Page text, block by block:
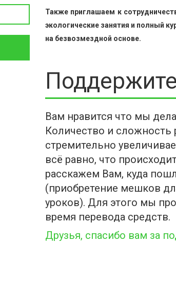
Также приглашаем к
экологические занятия и полный
на безвозмездной основе.
Вам нравится что мы
Количество и сложность
стремительно
всё равно, что
расскажем Вам, куда
(приобретение мешков
уроков). Для этого мы
время перевода средств.
Друзья, спасибо вам за